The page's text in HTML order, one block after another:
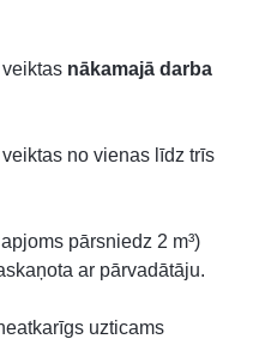
nākamajā darba
no vienas līdz trīs
pārsniedz 2 m³)
ar pārvadātāju.
uzticams